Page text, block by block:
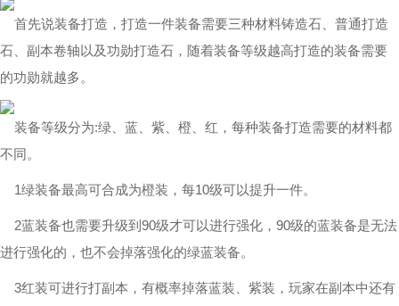
首先说装备打造，打造一件装备需要三种材料铸造石、普通打造
石、副本卷轴以及功勋打造石，随着装备等级越高打造的装备需要
的功勋就越多。
装备等级分为:绿、蓝、紫、橙、红，每种装备打造需要的材料都
不同。
1绿装备最高可合成为橙装，每10级可以提升一件。
2蓝装备也需要升级到90级才可以进行强化，90级的蓝装备是无法
进行强化的，也不会掉落强化的绿蓝装备。
3红装可进行打副本，有概率掉落蓝装、紫装，玩家在副本中还有